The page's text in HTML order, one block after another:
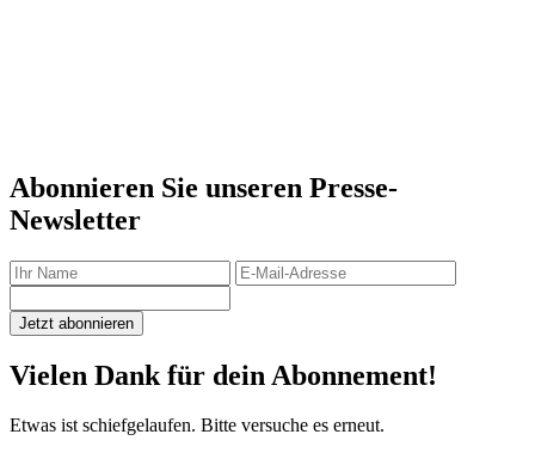
Abonnieren Sie unseren Presse-
Newsletter
Jetzt abonnieren
Vielen Dank für dein Abonnement!
Etwas ist schiefgelaufen. Bitte versuche es erneut.